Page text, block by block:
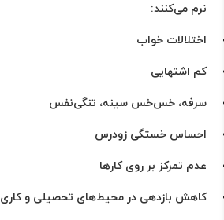
نرم می‌کنند:
اختلالات خواب
کم اشتهایی
سرفه، خس‌خس سینه، تنگی‌نفس
احساس خستگی زودرس
عدم تمرکز بر روی کارها
کاهش بازدهی در محیط‌های تحصیلی و کاری